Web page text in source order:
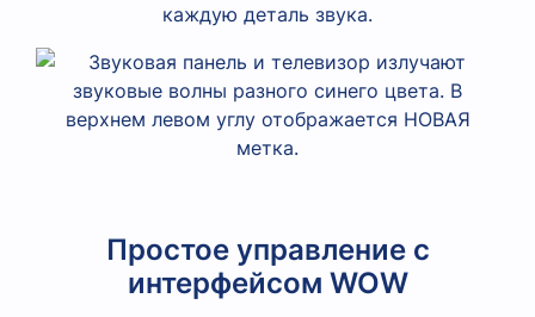
каждую деталь звука.
Простое управление с
интерфейсом WOW